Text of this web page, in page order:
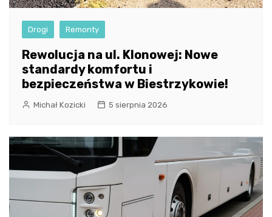
Drogi Remonty
Rewolucja na ul. Klonowej: Nowe
standardy komfortu i
bezpieczeństwa w Biestrzykowie!
Michał Kozicki 5 sierpnia 2026